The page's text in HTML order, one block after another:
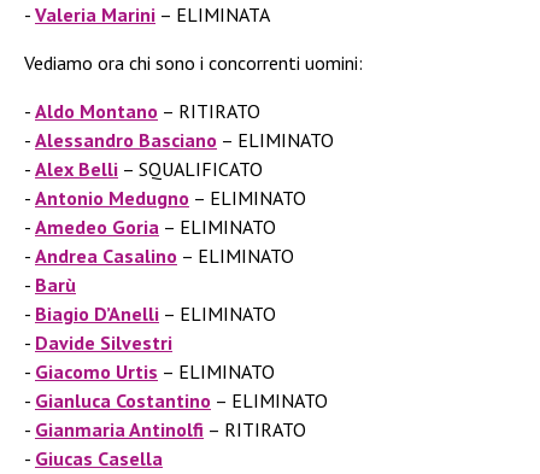
Valeria Marini – ELIMINATA
Vediamo ora chi sono i concorrenti uomini:
Aldo Montano – RITIRATO
Alessandro Basciano – ELIMINATO
Alex Belli – SQUALIFICATO
Antonio Medugno – ELIMINATO
Amedeo Goria – ELIMINATO
Andrea Casalino – ELIMINATO
Barù
Biagio D’Anelli – ELIMINATO
Davide Silvestri
Giacomo Urtis – ELIMINATO
Gianluca Costantino – ELIMINATO
Gianmaria Antinolfi – RITIRATO
Giucas Casella